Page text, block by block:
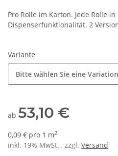
Pro Rolle im Karton. Jede Rolle
Dispenserfunktionalität. 2
Variante
Bitte wählen Sie eine
ab 53,10 €
0,09 € pro 1 m2
inkl. 19% MwSt. , zzgl. Versand